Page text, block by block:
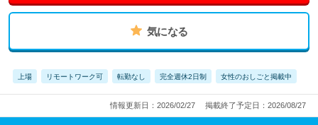
気になる
上場 リモートワーク可 転勤なし 完全週休2日制 女性のおしごと掲載中
情報更新日：2026/02/27 掲載終了予定日：2026/08/27